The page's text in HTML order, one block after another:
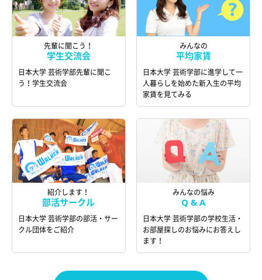
先輩に聞こう！
学生交流会
日本大学 芸術学部先輩に聞こ
う！学生交流会
みんなの
平均家賃
日本大学 芸術学部に進学して一
人暮らしを始めた新入生の平均
家賃を見てみる
紹介します！
部活サークル
日本大学 芸術学部の部活・サー
クル団体をご紹介
みんなの悩み
Q & A
日本大学 芸術学部の学校生活・
お部屋探しのお悩みにお答えし
ます！